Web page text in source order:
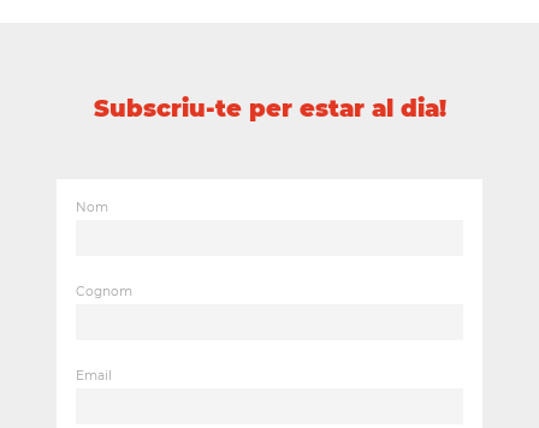
Subscriu-te per estar al dia!
Nom
Cognom
Email